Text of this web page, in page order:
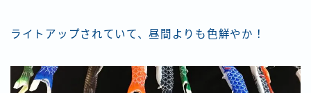
ライトアップされていて、昼間よりも色鮮やか！